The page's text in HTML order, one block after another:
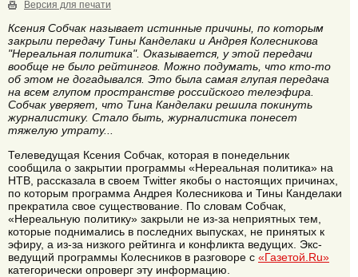
Версия для печати
Ксения Собчак называет истинные причины, по которым
закрыли передачу Тины Канделаки и Андрея Колесникова
"Нереальная политика". Оказывается, у этой передачи
вообще не было рейтингов. Можно подумать, что кто-то
об этом не догадывался. Это была самая глупая передача
на всем глупом пространстве российского телеэфира.
Собчак уверяет, что Тина Канделаки решила покинуть
журналистику. Стало быть, журналистика понесет
тяжелую утрату...
Телеведущая Ксения Собчак, которая в понедельник
сообщила о закрытии программы «Нереальная политика» на
НТВ, рассказала в своем Twitter якобы о настоящих причинах,
по которым программа Андрея Колесникова и Тины Канделаки
прекратила свое существование. По словам Собчак,
«Нереальную политику» закрыли не из-за неприятных тем,
которые поднимались в последних выпусках, не принятых к
эфиру, а из-за низкого рейтинга и конфликта ведущих. Экс-
ведущий программы Колесников в разговоре с «Газетой.Ru»
категорически опроверг эту информацию.